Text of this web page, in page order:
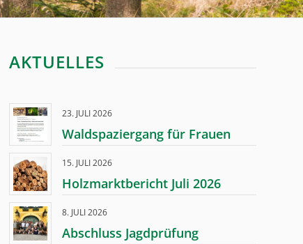
AKTUELLES
23. JULI 2026
Waldspaziergang für Frauen
15. JULI 2026
Holzmarktbericht Juli 2026
8. JULI 2026
Abschluss Jagdprüfung